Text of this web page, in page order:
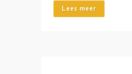
Lees meer